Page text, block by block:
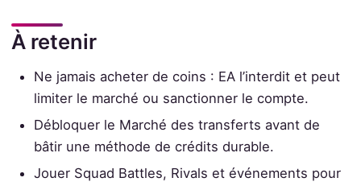
À retenir
Ne jamais acheter de coins : EA l’interdit et peut
limiter le marché ou sanctionner le compte.
Débloquer le Marché des transferts avant de
bâtir une méthode de crédits durable.
Jouer Squad Battles, Rivals et événements pour